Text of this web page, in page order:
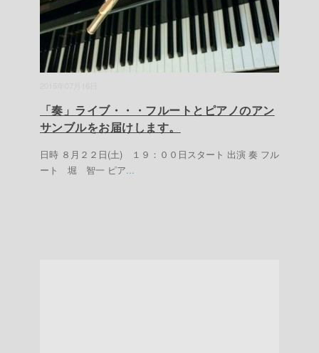
「奏」ライブ・・・フルートとピアノのアン
サンブルをお届けします。
日時 ８月２２日(土) １９：００日スタート 出演 奏 フル
ート 堀 智一 ピア...